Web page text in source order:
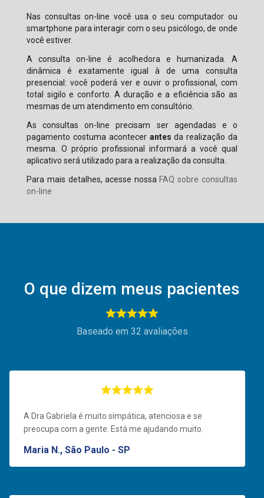
Nas consultas on-line você usa o seu computador ou
smartphone para interagir com o seu psicólogo, de onde
você estiver.
A consulta on-line é acolhedora e humanizada. A
dinâmica é exatamente igual à de uma consulta
presencial: você poderá ver e ouvir o profissional, com
total sigilo e conforto. A duração e a eficiência são as
mesmas de um atendimento em consultório.
As consultas on-line precisam ser agendadas e o
pagamento costuma acontecer antes da realização da
mesma. O próprio profissional informará a você qual
aplicativo será utilizado para a realização da consulta.
Para mais detalhes, acesse nossa FAQ sobre consultas
on-line
O que dizem meus pacientes
Baseado em 32 avaliações
A Dra Gabriela é muito simpática, atenciosa e se
preocupa com a gente. Está me ajudando muito.
Maria N., São Paulo - SP